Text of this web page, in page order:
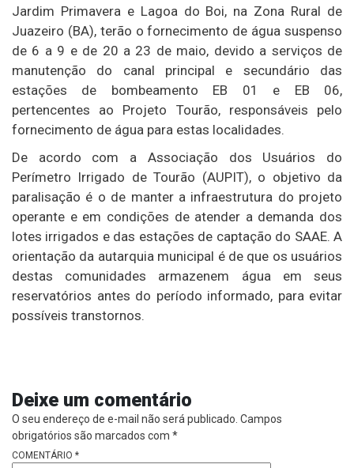
Jardim Primavera e Lagoa do Boi, na Zona Rural de
Juazeiro (BA), terão o fornecimento de água suspenso
de 6 a 9 e de 20 a 23 de maio, devido a serviços de
manutenção do canal principal e secundário das
estações de bombeamento EB 01 e EB 06,
pertencentes ao Projeto Tourão, responsáveis pelo
fornecimento de água para estas localidades.
De acordo com a Associação dos Usuários do
Perímetro Irrigado de Tourão (AUPIT), o objetivo da
paralisação é o de manter a infraestrutura do projeto
operante e em condições de atender a demanda dos
lotes irrigados e das estações de captação do SAAE. A
orientação da autarquia municipal é de que os usuários
destas comunidades armazenem água em seus
reservatórios antes do período informado, para evitar
possíveis transtornos.
Deixe um comentário
O seu endereço de e-mail não será publicado. Campos
obrigatórios são marcados com *
COMENTÁRIO *